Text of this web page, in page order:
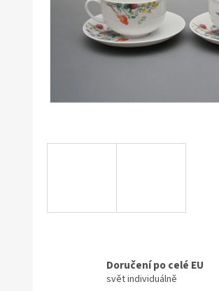
Doručení po celé EU
svět individuálně